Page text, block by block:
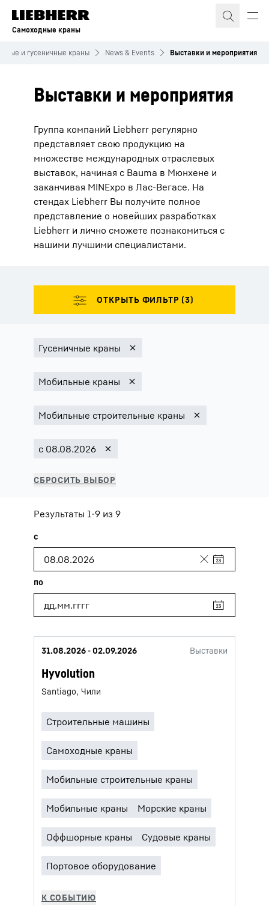
Самоходные краны
и гусеничные краны News & Events Выставки и мероприятия
Выставки и мероприятия
Группа компаний Liebherr регулярно
представляет свою продукцию на
множестве международных отраслевых
выставок, начиная с Bauma в Мюнхене и
заканчивая MINExpo в Лас-Вегасе. На
стендах Liebherr Вы получите полное
представление о новейших разработках
Liebherr и лично сможете познакомиться с
нашими лучшими специалистами.
Результаты 1-9 из 9
31.08.2026 - 02.09.2026 Выставки
Hyvolution
Santiago, Чили